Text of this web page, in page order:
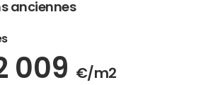
anciennes
009 €/m2